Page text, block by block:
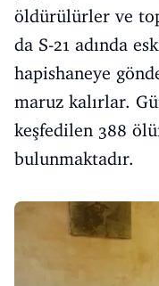
öldürülürler ve
da S-21 adında
hapishaneye
maruz kalırlar.
keşfedilen 388
bulunmaktadır.